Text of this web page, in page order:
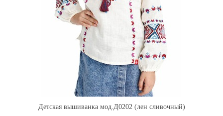
Детская вышиванка мод.Д0202 (лен сливочный)